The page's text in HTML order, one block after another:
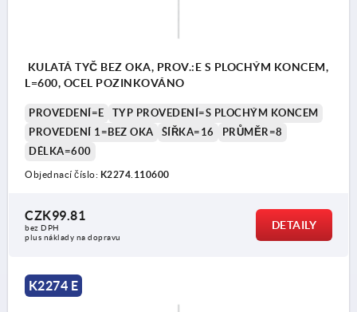
KULATÁ TYČ BEZ OKA, PROV.:E S PLOCHÝM KONCEM,
L=600, OCEL POZINKOVÁNO
PROVEDENÍ=E
TYP PROVEDENÍ=S PLOCHÝM KONCEM
PROVEDENÍ 1=BEZ OKA
ŠÍŘKA=16
PRŮMĚR=8
DÉLKA=600
Objednací číslo: K2274.110600
CZK99.81
bez DPH
plus náklady na dopravu
DETAILY
K2274 E